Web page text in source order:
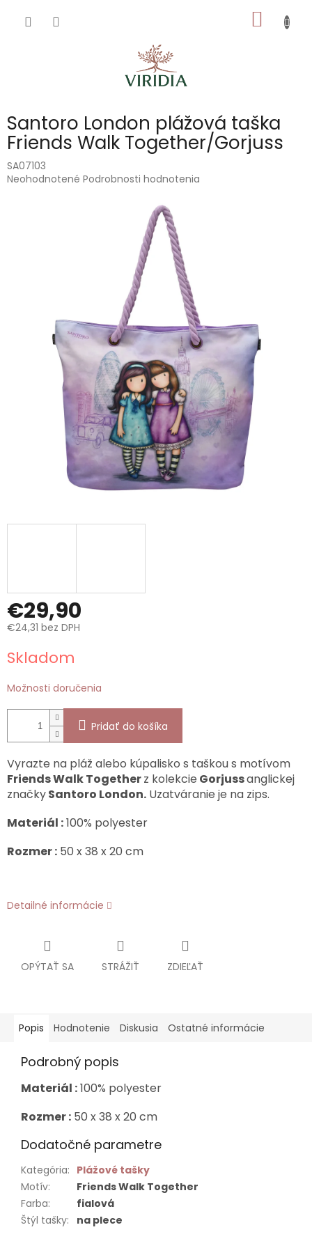
KOŠÍK
Santoro London plážová taška
Friends Walk Together/Gorjuss
SA07103
Priemerné
Neohodnotené Podrobnosti hodnotenia
€29,90
€24,31 bez DPH
cena:
Skladom
Možnosti doručenia
Pridať do košíka
Vyrazte na pláž alebo kúpalisko s taškou s motívom
Friends Walk Togetherz kolekcie Gorjussanglickej
značkySantoro London. Uzatváranie je na zips.
Materiál :100% polyester
Rozmer : 50 x 38 x 20 cm
Detailné informácie
OPÝTAŤ SA STRÁŽIŤ ZDIEĽAŤ
Popis Hodnotenie Diskusia Ostatné informácie
Podrobný popis
Materiál :100% polyester
Rozmer : 50 x 38 x 20 cm
Dodatočné parametre
Kategória: Plážové tašky
Motív:
Friends Walk Together
Farba:
fialová
Štýl tašky: na plece